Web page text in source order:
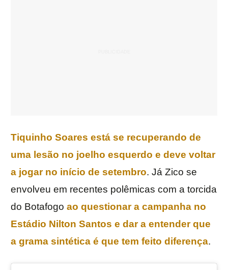
Tiquinho Soares está se recuperando de
uma lesão no joelho esquerdo e deve voltar
a jogar no início de setembro. Já Zico se
envolveu em recentes polêmicas com a torcida
do Botafogo ao questionar a campanha no
Estádio Nilton Santos e dar a entender que
a grama sintética é que tem feito diferença.